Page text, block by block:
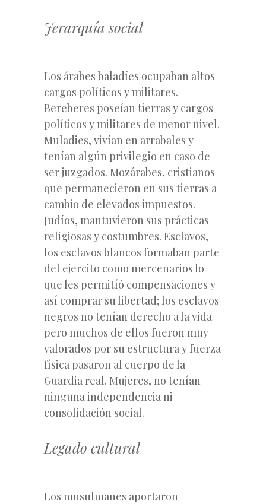
Jerarquía social
Los árabes baladíes ocupaban altos
cargos políticos y militares.
Bereberes poseían tierras y cargos
políticos y militares de menor nivel.
Muladies, vivían en arrabales y
tenían algún privilegio en caso de
ser juzgados. Mozárabes, cristianos
que permanecieron en sus tierras a
cambio de elevados impuestos.
Judíos, mantuvieron sus prácticas
religiosas y costumbres. Esclavos,
los esclavos blancos formaban parte
del ejercito como mercenarios lo
que les permitíó compensaciones y
así comprar su libertad; los esclavos
negros no tenían derecho a la vida
pero muchos de ellos fueron muy
valorados por su estructura y fuerza
física pasaron al cuerpo de la
Guardia real. Mujeres, no tenían
ninguna independencia ni
consolidación social.
Legado cultural
Los musulmanes aportaron